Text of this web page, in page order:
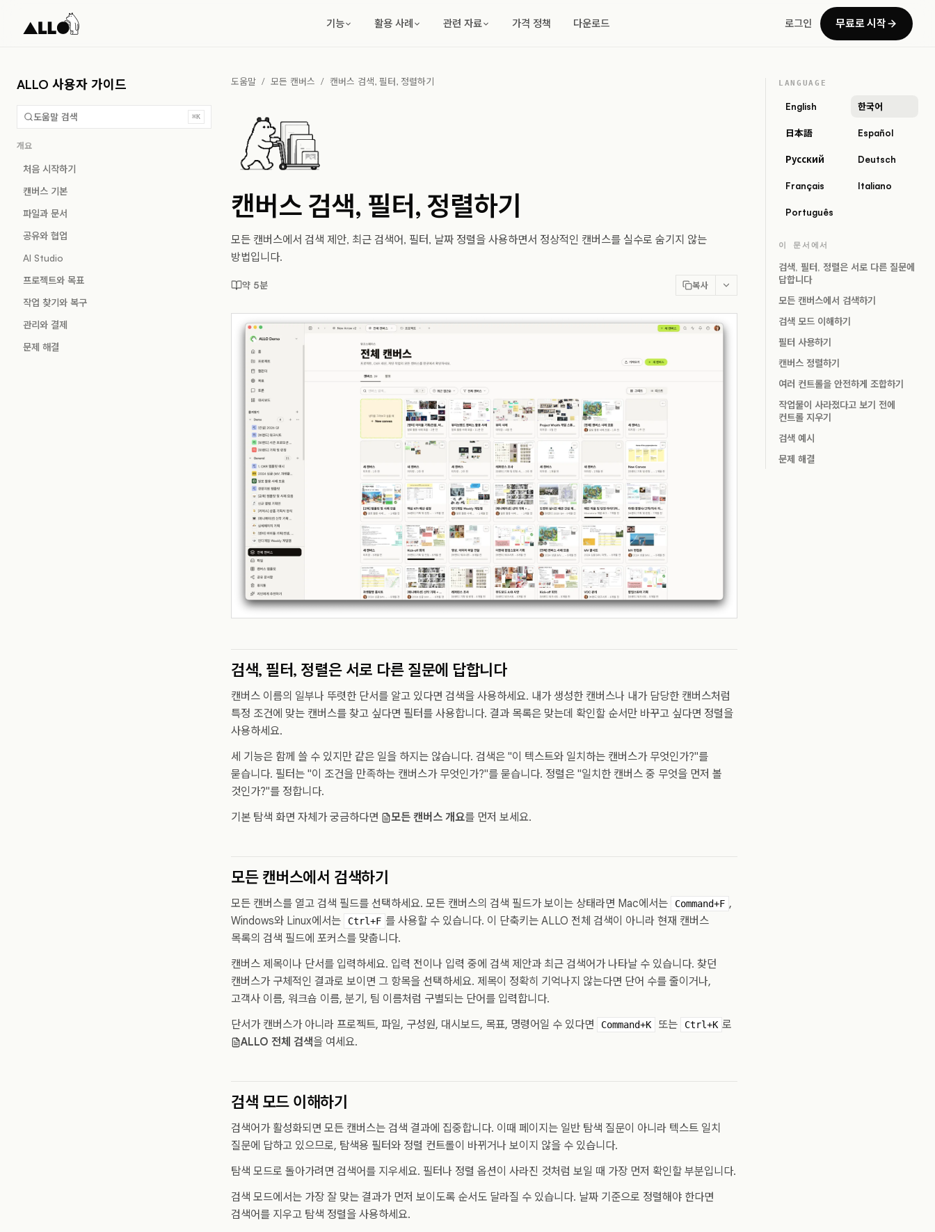
기능 활용 사례 관련 자료 가격 정책 다운로드 로그인 무료로 시작
ALLO 사용자 가이드
도움말 검색 ⌘K
개요
처음 시작하기
캔버스 기본
파일과 문서
공유와 협업
AI Studio
프로젝트와 목표
작업 찾기와 복구
관리와 결제
문제 해결
도움말 / 모든 캔버스 / 캔버스 검색, 필터, 정렬하기
캔버스 검색, 필터, 정렬하기
모든 캔버스에서 검색 제안, 최근 검색어, 필터, 날짜 정렬을 사용하면서 정상적인 캔버스를 실수로 숨기지 않는
방법입니다.
약 5분 복사
검색, 필터, 정렬은 서로 다른 질문에 답합니다
캔버스 이름의 일부나 뚜렷한 단서를 알고 있다면 검색을 사용하세요. 내가 생성한 캔버스나 내가 담당한 캔버스처럼
특정 조건에 맞는 캔버스를 찾고 싶다면 필터를 사용합니다. 결과 목록은 맞는데 확인할 순서만 바꾸고 싶다면 정렬을
사용하세요.
세 기능은 함께 쓸 수 있지만 같은 일을 하지는 않습니다. 검색은 "이 텍스트와 일치하는 캔버스가 무엇인가?"를
묻습니다. 필터는 "이 조건을 만족하는 캔버스가 무엇인가?"를 묻습니다. 정렬은 "일치한 캔버스 중 무엇을 먼저 볼
것인가?"를 정합니다.
기본 탐색 화면 자체가 궁금하다면
모든 캔버스 개요를 먼저 보세요.
모든 캔버스에서 검색하기
모든 캔버스를 열고 검색 필드를 선택하세요. 모든 캔버스의 검색 필드가 보이는 상태라면 Mac에서는 Command+F ,
Windows와 Linux에서는
Ctrl+F 를 사용할 수 있습니다. 이 단축키는 ALLO 전체 검색이 아니라 현재 캔버스
목록의 검색 필드에 포커스를 맞춥니다.
캔버스 제목이나 단서를 입력하세요. 입력 전이나 입력 중에 검색 제안과 최근 검색어가 나타날 수 있습니다. 찾던
캔버스가 구체적인 결과로 보이면 그 항목을 선택하세요. 제목이 정확히 기억나지 않는다면 단어 수를 줄이거나,
고객사 이름, 워크숍 이름, 분기, 팀 이름처럼 구별되는 단어를 입력합니다.
단서가 캔버스가 아니라 프로젝트, 파일, 구성원, 대시보드, 목표, 명령어일 수 있다면
Command+K 또는 Ctrl+K 로
ALLO 전체 검색을 여세요.
검색 모드 이해하기
검색어가 활성화되면 모든 캔버스는 검색 결과에 집중합니다. 이때 페이지는 일반 탐색 질문이 아니라 텍스트 일치
질문에 답하고 있으므로, 탐색용 필터와 정렬 컨트롤이 바뀌거나 보이지 않을 수 있습니다.
탐색 모드로 돌아가려면 검색어를 지우세요. 필터나 정렬 옵션이 사라진 것처럼 보일 때 가장 먼저 확인할 부분입니다.
검색 모드에서는 가장 잘 맞는 결과가 먼저 보이도록 순서도 달라질 수 있습니다. 날짜 기준으로 정렬해야 한다면
검색어를 지우고 탐색 정렬을 사용하세요.
LANGUAGE
English 한국어
日本語 Español
Русский Deutsch
Français Italiano
Português
이 문서에서
검색, 필터, 정렬은 서로 다른 질문에
답합니다
모든 캔버스에서 검색하기
검색 모드 이해하기
필터 사용하기
캔버스 정렬하기
여러 컨트롤을 안전하게 조합하기
작업물이 사라졌다고 보기 전에
컨트롤 지우기
검색 예시
문제 해결